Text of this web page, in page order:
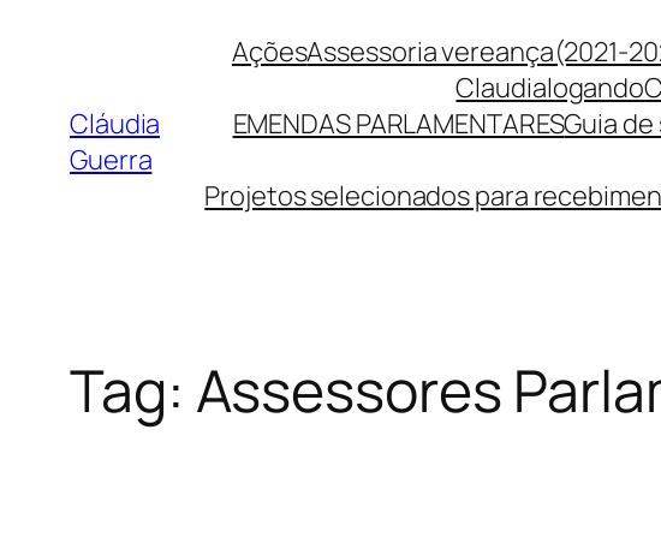
conteúdo
Cláudia
Guerra
AçõesAssessoria vereança(2021-
Claudialogando
EMENDAS PARLAMENTARESGuia
Projetos selecionados para
Tag: Assessores